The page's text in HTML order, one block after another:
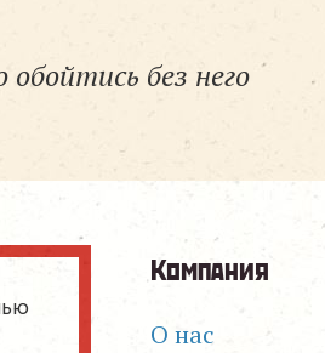
без него
Компания
О нас